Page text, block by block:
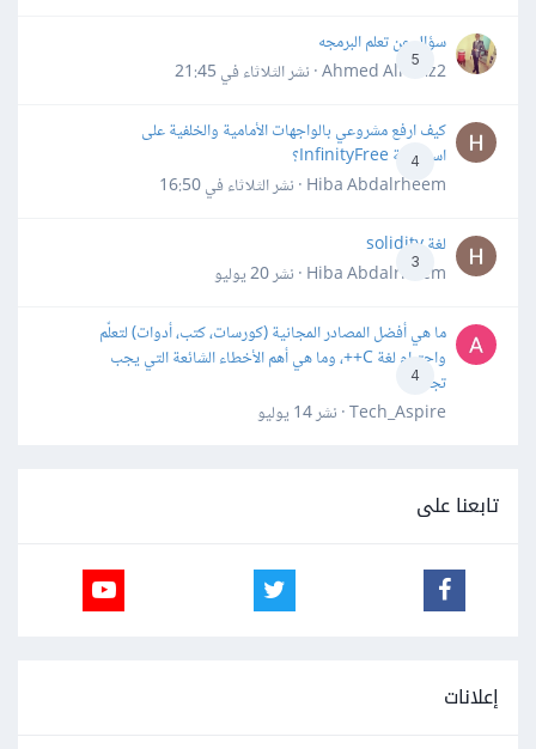
5
سؤال عن تعلم البرمجه
Ahmed Alhafiz2 · نشر
الثلاثاء في 21:45
4
كيف ارفع مشروعي بالواجهات الأمامية والخلفية على
استضافة InfinityFree؟
Hiba Abdalrheem · نشر
الثلاثاء في 16:50
3
لغة solidity
Hiba Abdalrheem · نشر
20 يوليو
4
ما هي أفضل المصادر المجانية (كورسات، كتب، أدوات) لتعلّم
واحترام لغة C++، وما هي أهم الأخطاء الشائعة التي يجب
تجنبها؟
Tech_Aspire · نشر
14 يوليو
تابعنا على
إعلانات